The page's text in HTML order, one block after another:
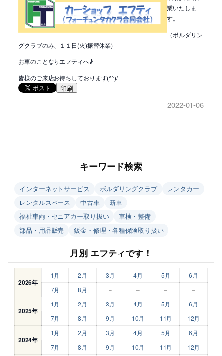
業いたしま
す。
（ボルダリン
グクラブのみ、１１日(火)振替休業）
お車のことならエフティへ♪
皆様のご来店お待ちしております(^^)/
印刷
2022-01-06
キーワード検索
インターネットサービス ボルダリングクラブ
レンタカー
レンタルスペース
中古車
新車
福祉車両・セニアカー取り扱い
車検・整備
部品・用品販売
鈑金・修理・各種保険取り扱い
月別 エフティです！
2026年
1月 2月 3月 4月 5月
6月
7月
8月 – – – –
2025年
1月 2月 3月 4月 5月
6月
7月
8月 9月 10月 11月 12月
2024年
1月 2月 3月 4月 5月
6月
7月
8月 9月 10月 11月 12月